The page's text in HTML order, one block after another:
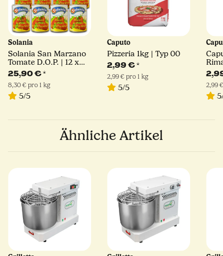
Solania
Solania San Marzano
Tomate D.O.P. | 12 x
400 g
25,90 €*
8,30 € pro 1 kg
5/5
Caputo
Pizzeria 1kg | Typ 00
2,99 €*
2,99 € pro 1 kg
5/5 2,99
Ähnliche Artikel